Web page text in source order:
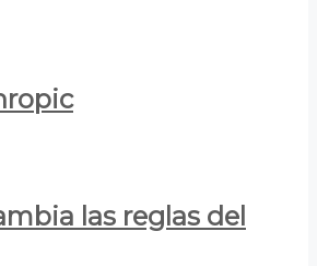
las reglas del